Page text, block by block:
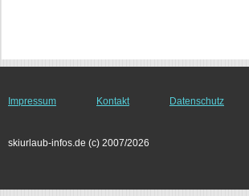
Impressum Kontakt Datenschutz
skiurlaub-infos.de (c) 2007/2026